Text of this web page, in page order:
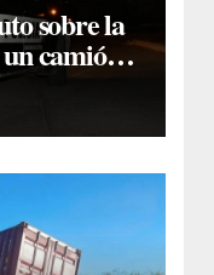
sobre la
camión